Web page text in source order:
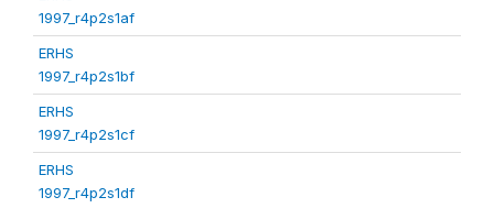
1997_r4p2s1af
ERHS
1997_r4p2s1bf
ERHS
1997_r4p2s1cf
ERHS
1997_r4p2s1df